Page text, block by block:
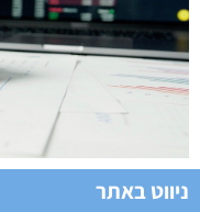
ניווט באתר